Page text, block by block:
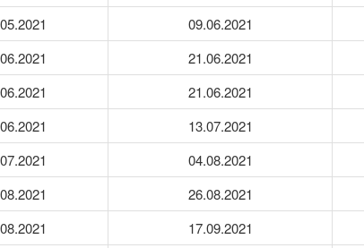
09.06.2021
21.06.2021
21.06.2021
13.07.2021
04.08.2021
26.08.2021
17.09.2021